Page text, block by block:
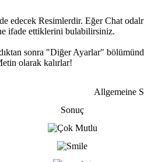
edecek Resimlerdir. Eğer Chat
ifade ettiklerini bulabilirsiniz.
sonra "Diğer Ayarlar"
olarak kalırlar!
Allgemeine
Sonuç